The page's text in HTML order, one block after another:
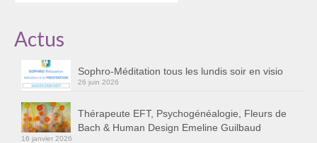
Actus
Sophro-Méditation tous les lundis soir en visio
26 juin 2026
Thérapeute EFT, Psychogénéalogie, Fleurs de
Bach & Human Design Emeline Guilbaud
16 janvier 2026